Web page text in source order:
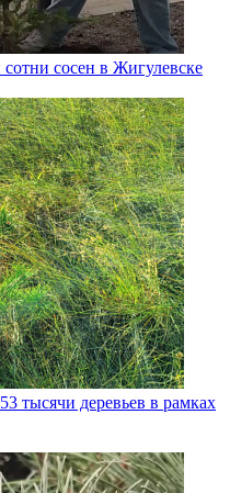
сосен в Жигулевске
тысячи деревьев в рамках